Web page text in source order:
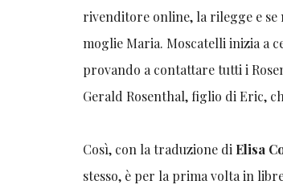
rivenditore online, la rilegge e se
moglie Maria. Moscatelli inizia a
provando a contattare tutti i
Gerald Rosenthal, figlio di Eric,
Così, con la traduzione di Elisa
stesso, è per la prima volta in